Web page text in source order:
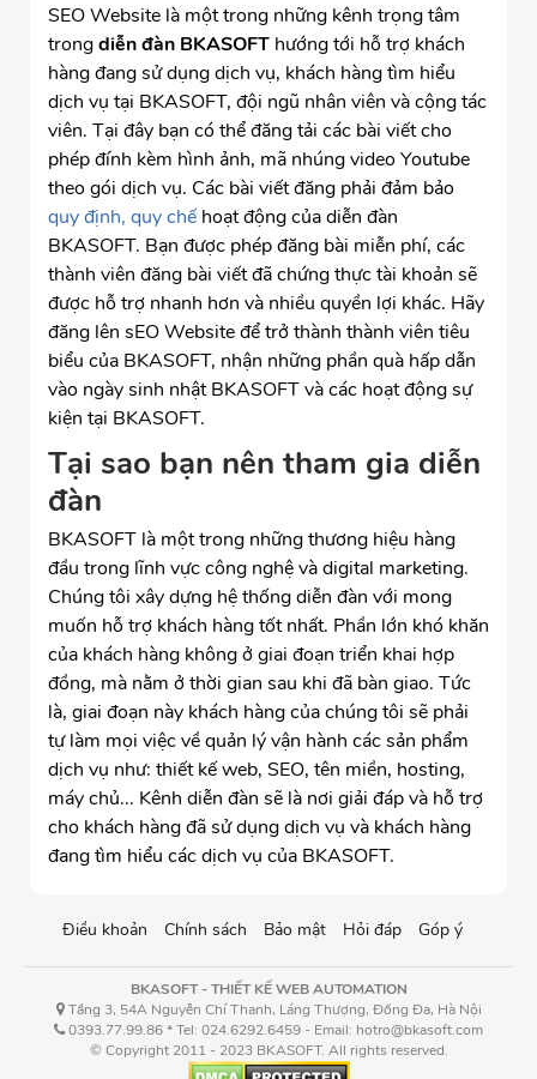
SEO Website là một trong những kênh trọng tâm
trongdiễn đàn BKASOFT hướng tới hỗ trợ khách
hàng đang sử dụng dịch vụ, khách hàng tìm hiểu
dịch vụ tại BKASOFT, đội ngũ nhân viên và cộng tác
viên. Tại đây bạn có thể đăng tải các bài viết cho
phép đính kèm hình ảnh, mã nhúng video Youtube
theo gói dịch vụ. Các bài viết đăng phải đảm bảo
quy định, quy chế hoạt động của diễn đàn
BKASOFT. Bạn được phép đăng bài miễn phí, các
thành viên đăng bài viết đã chứng thực tài khoản sẽ
được hỗ trợ nhanh hơn và nhiều quyền lợi khác. Hãy
đăng lên sEO Website để trở thành thành viên tiêu
biểu của BKASOFT, nhận những phần quà hấp dẫn
vào ngày sinh nhật BKASOFT và các hoạt động sự
kiện tại BKASOFT.
Tại sao bạn nên tham gia diễn
đàn
BKASOFT là một trong những thương hiệu hàng
đầu trong lĩnh vực công nghệ và digital marketing.
Chúng tôi xây dựng hệ thống diễn đàn với mong
muốn hỗ trợ khách hàng tốt nhất. Phần lớn khó khăn
của khách hàng không ở giai đoạn triển khai hợp
đồng, mà nằm ở thời gian sau khi đã bàn giao. Tức
là, giai đoạn này khách hàng của chúng tôi sẽ phải
tự làm mọi việc về quản lý vận hành các sản phẩm
dịch vụ như: thiết kế web, SEO, tên miền, hosting,
máy chủ... Kênh diễn đàn sẽ là nơi giải đáp và hỗ trợ
cho khách hàng đã sử dụng dịch vụ và khách hàng
đang tìm hiểu các dịch vụ của BKASOFT.
Điều khoản Chính sách Bảo mật Hỏi đáp Góp ý
BKASOFT - THIẾT KẾ WEB AUTOMATION
Tầng 3, 54A Nguyễn Chí Thanh, Láng Thượng, Đống Đa, Hà Nội
0393.77.99.86 * Tel: 024.6292.6459 - Email: hotro@bkasoft.com
© Copyright 2011 - 2023 BKASOFT. All rights reserved.